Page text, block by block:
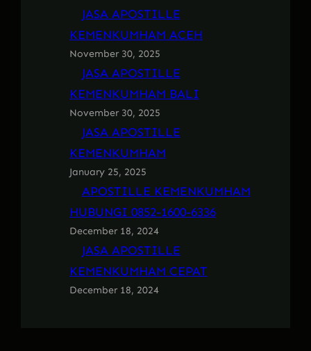
JASA APOSTILLE
KEMENKUMHAM ACEH
November 30, 2025
JASA APOSTILLE
KEMENKUMHAM BALI
November 30, 2025
JASA APOSTILLE
KEMENKUMHAM
January 25, 2025
APOSTILLE KEMENKUMHAM
HUBUNGI 0852-1600-6336
December 18, 2024
JASA APOSTILLE
KEMENKUMHAM CEPAT
December 18, 2024